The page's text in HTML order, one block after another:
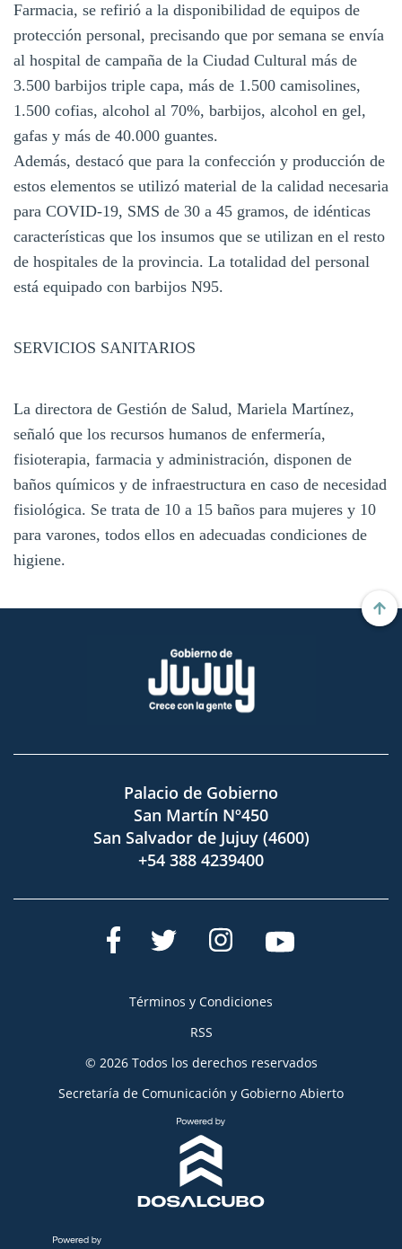
Farmacia, se refirió a la disponibilidad de equipos de
protección personal, precisando que por semana se envía
al hospital de campaña de la Ciudad Cultural más de
3.500 barbijos triple capa, más de 1.500 camisolines,
1.500 cofias, alcohol al 70%, barbijos, alcohol en gel,
gafas y más de 40.000 guantes.
Además, destacó que para la confección y producción de
estos elementos se utilizó material de la calidad necesaria
para COVID-19, SMS de 30 a 45 gramos, de idénticas
características que los insumos que se utilizan en el resto
de hospitales de la provincia. La totalidad del personal
está equipado con barbijos N95.
SERVICIOS SANITARIOS
La directora de Gestión de Salud, Mariela Martínez,
señaló que los recursos humanos de enfermería,
fisioterapia, farmacia y administración, disponen de
baños químicos y de infraestructura en caso de necesidad
fisiológica. Se trata de 10 a 15 baños para mujeres y 10
para varones, todos ellos en adecuadas condiciones de
higiene.
Palacio de Gobierno
San Martín Nº450
San Salvador de Jujuy (4600)
+54 388 4239400
Términos y Condiciones
RSS
© 2026 Todos los derechos reservados
Secretaría de Comunicación y Gobierno Abierto